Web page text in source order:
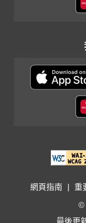
網頁指南 重
©
最後更